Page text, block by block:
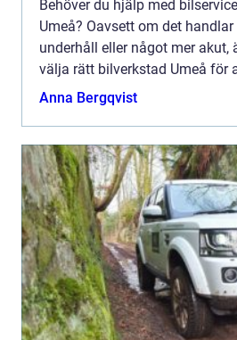
Behöver du hjälp med
Umeå? Oavsett om det
underhåll eller något mer akut,
välja rätt bilverkstad Umeå för
Anna Bergqvist